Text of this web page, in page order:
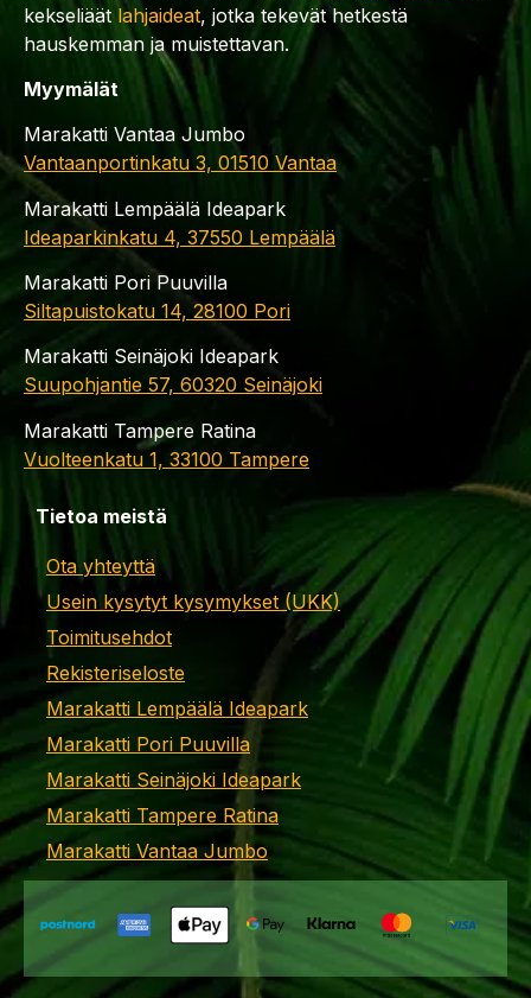
kekseliäät lahjaideat, jotka tekevät hetkestä
hauskemman ja muistettavan.
Myymälät
Marakatti Vantaa Jumbo
Vantaanportinkatu 3, 01510 Vantaa
Marakatti Lempäälä Ideapark
Ideaparkinkatu 4, 37550 Lempäälä
Marakatti Pori Puuvilla
Siltapuistokatu 14, 28100 Pori
Marakatti Seinäjoki Ideapark
Suupohjantie 57, 60320 Seinäjoki
Marakatti Tampere Ratina
Vuolteenkatu 1, 33100 Tampere
Tietoa meistä
Ota yhteyttä
Usein kysytyt kysymykset (UKK)
Toimitusehdot
Rekisteriseloste
Marakatti Lempäälä Ideapark
Marakatti Pori Puuvilla
Marakatti Seinäjoki Ideapark
Marakatti Tampere Ratina
Marakatti Vantaa Jumbo